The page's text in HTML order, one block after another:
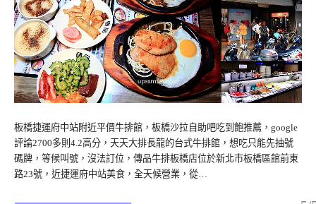
板橋捷運府中站附近平價牛排館，板橋沙拉自助吧吃到飽推薦，google
評論2700多則4.2高分，天天大排長龍的台式牛排館，想吃只能先抽號
碼牌，等候叫號，沒法訂位，傳品牛排板橋店位於新北市板橋區館前東
路23號，近捷運府中站美食，全天候營業，從…